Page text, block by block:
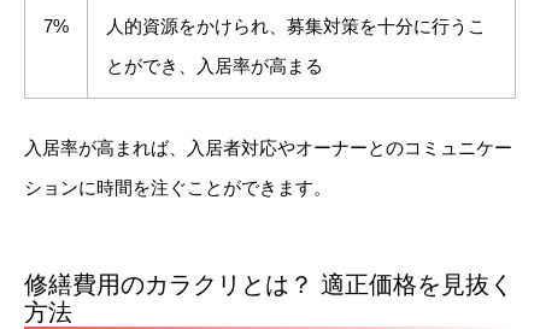
7%
人的資源をかけられ、募集対策を十分に行うこ
とができ、入居率が高まる
入居率が高まれば、入居者対応やオーナーとのコミュニケー
ションに時間を注ぐことができます。
修繕費用のカラクリとは？ 適正価格を見抜く
方法